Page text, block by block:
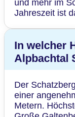
und mehr im
Jahreszeit ist
In welcher
Alpbachtal
Der
einer
Metern.